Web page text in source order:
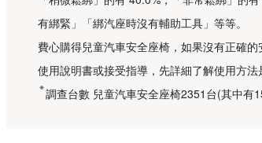
有綁緊」「綁汽座時沒有輔助工具」等等。
費心購得兒童汽車安全座椅，如果沒有正確
使用說明書或接受指導，先詳細了解使用方
※調查台數 兒童汽車安全座椅2351台(其中有